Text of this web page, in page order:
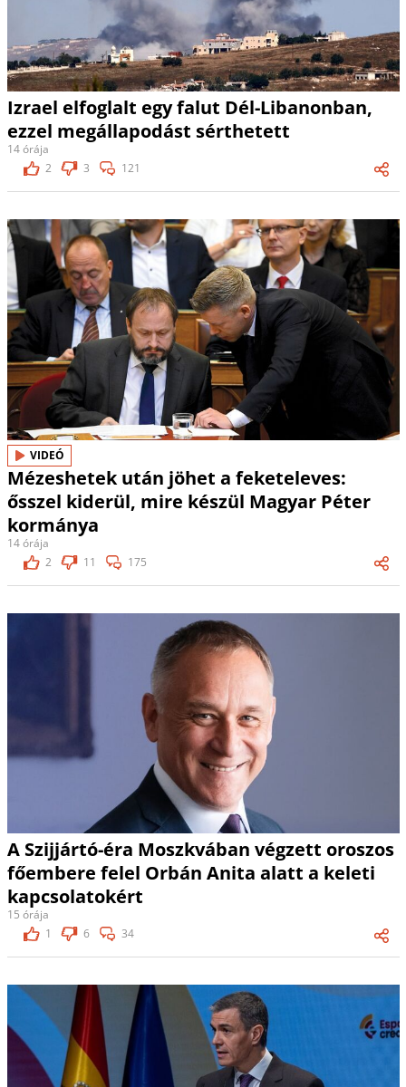
Izrael elfoglalt egy falut Dél-Libanonban,
ezzel megállapodást sérthetett
14 órája
2
3 121
VIDEÓ
Mézeshetek után jöhet a feketeleves:
ősszel kiderül, mire készül Magyar Péter
kormánya
14 órája
2
11 175
A Szijjártó-éra Moszkvában végzett oroszos
főembere felel Orbán Anita alatt a keleti
kapcsolatokért
15 órája
1
6 34